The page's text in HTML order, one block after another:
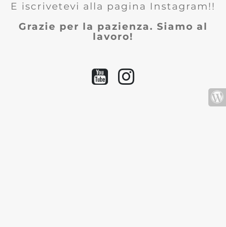
E iscrivetevi alla pagina Instagram!!
Grazie per la pazienza. Siamo al
lavoro!